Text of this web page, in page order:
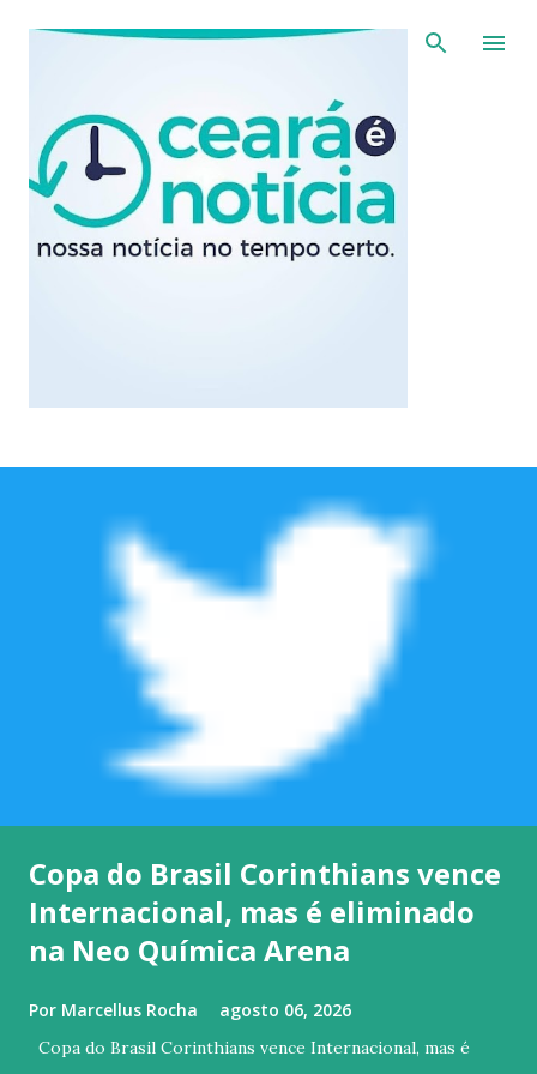
Pular para o conteúdo principal
Copa do Brasil Corinthians vence
Internacional, mas é eliminado
na Neo Química Arena
Por Marcellus Rocha agosto 06, 2026
Copa do Brasil Corinthians vence Internacional, mas é